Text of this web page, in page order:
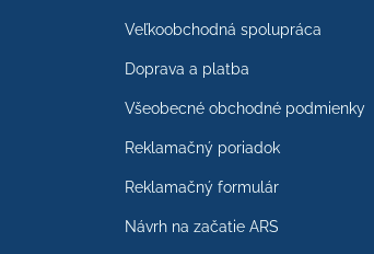
Veľkoobchodná spolupráca
Doprava a platba
Všeobecné obchodné podmienky
Reklamačný poriadok
Reklamačný formulár
Návrh na začatie ARS